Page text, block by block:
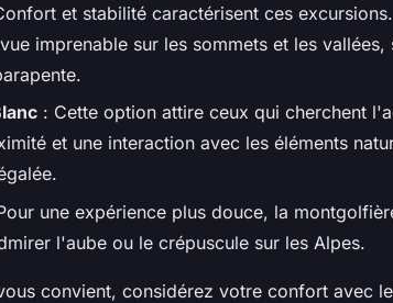
et stabilité caractérisent ces
imprenable sur les sommets et les vallées,
: Cette option attire ceux qui cherchent
et une interaction avec les éléments
une expérience plus douce, la
l'aube ou le crépuscule sur les Alpes.
convient, considérez votre confort avec